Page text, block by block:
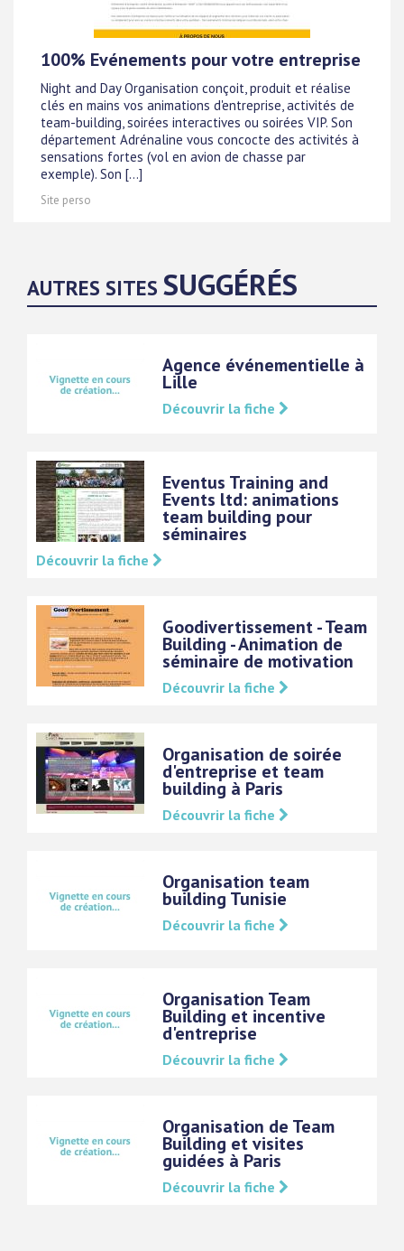
100% Evénements pour votre entreprise
Night and Day Organisation conçoit, produit et réalise
clés en mains vos animations d'entreprise, activités de
team-building, soirées interactives ou soirées VIP. Son
département Adrénaline vous concocte des activités à
sensations fortes (vol en avion de chasse par
exemple). Son [...]
Site perso
AUTRES SITES SUGGÉRÉS
Agence événementielle à
Lille
Découvrir la fiche
Eventus Training and
Events ltd: animations
team building pour
séminaires
Découvrir la fiche
Goodivertissement - Team
Building - Animation de
séminaire de motivation
Découvrir la fiche
Organisation de soirée
d'entreprise et team
building à Paris
Découvrir la fiche
Organisation team
building Tunisie
Découvrir la fiche
Organisation Team
Building et incentive
d'entreprise
Découvrir la fiche
Organisation de Team
Building et visites
guidées à Paris
Découvrir la fiche